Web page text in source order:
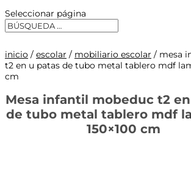
Seleccionar página
inicio / escolar / mobiliario escolar / mesa
t2 en u patas de tubo metal tablero mdf
cm
Mesa infantil mobeduc t2
de tubo metal tablero mdf
150×100 cm